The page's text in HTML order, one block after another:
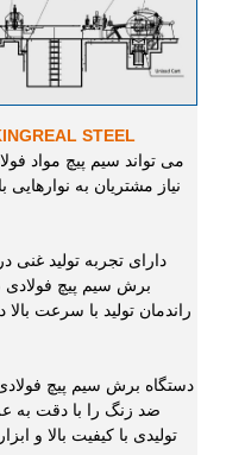
می تواند سیم پیچ مواد
نیاز مشتریان به
برش سیم پیچ
راندمان تولید با سرعت
دستگاه برش سیم پیچ
ضد زنگ را با دقت
تولیدی با کیفیت بالا و